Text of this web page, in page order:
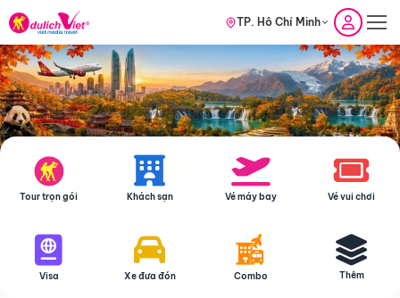
TP. Hồ Chí Minh
Tour trọn gói Khách sạn Vé máy bay Vé vui chơi
Visa Xe đưa đón Combo Thêm